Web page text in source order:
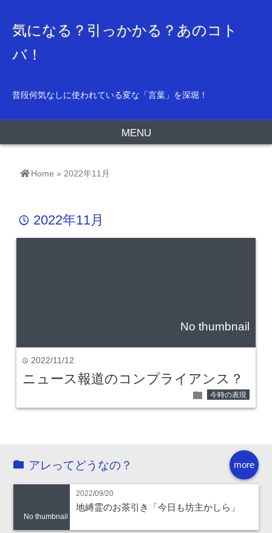
気になる？引っかかる？あのコト
バ！
普段何気なしに使われている変な「言葉」を深堀！
MENU
Home » 2022年11月
time 2022年11月
No thumbnail
time 2022/11/12
ニュース報道のコンプライアンス？
folder 今時の表現
more
アレってどうなの？
No thumbnail
2022/09/20
地縛霊のお茶引き「今日も坊主かしら」